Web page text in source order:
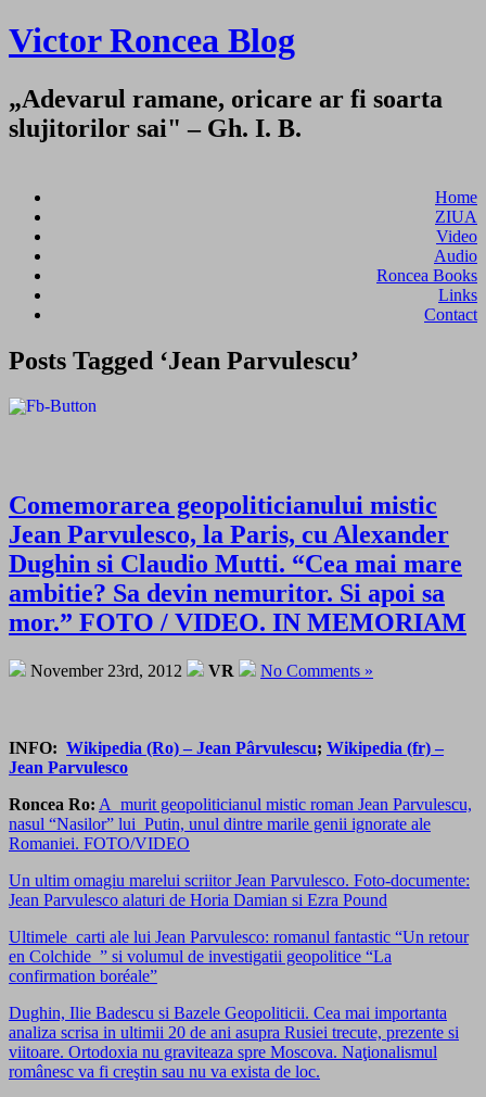
Victor Roncea Blog
„Adevarul ramane, oricare ar fi soarta
slujitorilor sai" – Gh. I. B.
Home
ZIUA
Video
Audio
Roncea Books
Links
Contact
Posts Tagged ‘Jean Parvulescu’
Comemorarea geopoliticianului mistic
Jean Parvulesco, la Paris, cu Alexander
Dughin si Claudio Mutti. “Cea mai mare
ambitie? Sa devin nemuritor. Si apoi sa
mor.” FOTO / VIDEO. IN MEMORIAM
November 23rd, 2012 VR No Comments »
INFO: Wikipedia (Ro) – Jean Pârvulescu; Wikipedia (fr) –
Jean Parvulesco
Roncea Ro: A murit geopoliticianul mistic roman Jean Parvulescu,
nasul “Nasilor” lui Putin, unul dintre marile genii ignorate ale
Romaniei. FOTO/VIDEO
Un ultim omagiu marelui scriitor Jean Parvulesco. Foto-documente:
Jean Parvulesco alaturi de Horia Damian si Ezra Pound
Ultimele carti ale lui Jean Parvulesco: romanul fantastic “Un retour
en Colchide ” si volumul de investigatii geopolitice “La
confirmation boréale”
Dughin, Ilie Badescu si Bazele Geopoliticii. Cea mai importanta
analiza scrisa in ultimii 20 de ani asupra Rusiei trecute, prezente si
viitoare. Ortodoxia nu graviteaza spre Moscova. Naţionalismul
românesc va fi creştin sau nu va exista de loc.